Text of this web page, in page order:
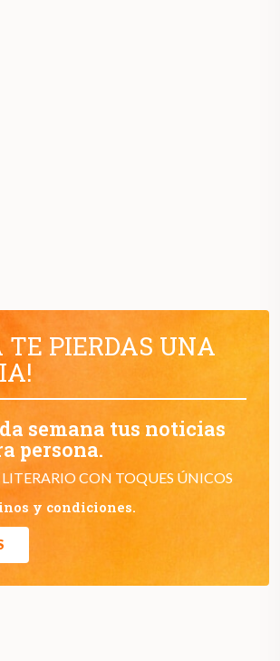
TE PIERDAS UNA
semana tus noticias
persona.
CON TOQUES ÚNICOS
y condiciones.